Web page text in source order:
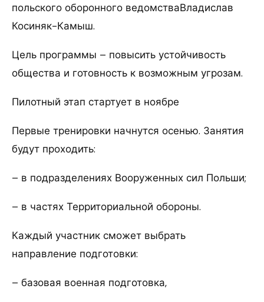
польского оборонного ведомстваВладислав
Косиняк-Камыш.
Цель программы – повысить устойчивость
общества и готовность к возможным угрозам.
Пилотный этап стартует в ноябре
Первые тренировки начнутся осенью. Занятия
будут проходить:
– в подразделениях Вооруженных сил Польши;
– в частях Территориальной обороны.
Каждый участник сможет выбрать
направление подготовки:
– базовая военная подготовка,